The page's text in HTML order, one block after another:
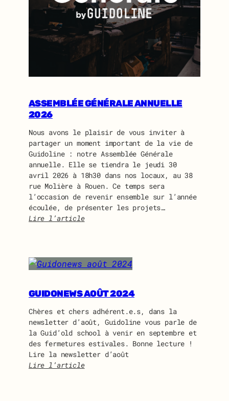
ASSEMBLÉE GÉNÉRALE ANNUELLE
2026
Nous avons le plaisir de vous inviter à
partager un moment important de la vie de
Guidoline : notre Assemblée Générale
annuelle. Elle se tiendra le jeudi 30
avril 2026 à 18h30 dans nos locaux, au 38
rue Molière à Rouen. Ce temps sera
l’occasion de revenir ensemble sur l’année
écoulée, de présenter les projets…
Lire l’article
s
e
b
é
e
G
é
n
é
GUIDONEWS AOÛT 2024
Chères et chers adhérent.e.s, dans la
newsletter d’août, Guidoline vous parle de
la Guid’old school à venir en septembre et
des fermetures estivales. Bonne lecture !
Lire la newsletter d’août
Lire l’article